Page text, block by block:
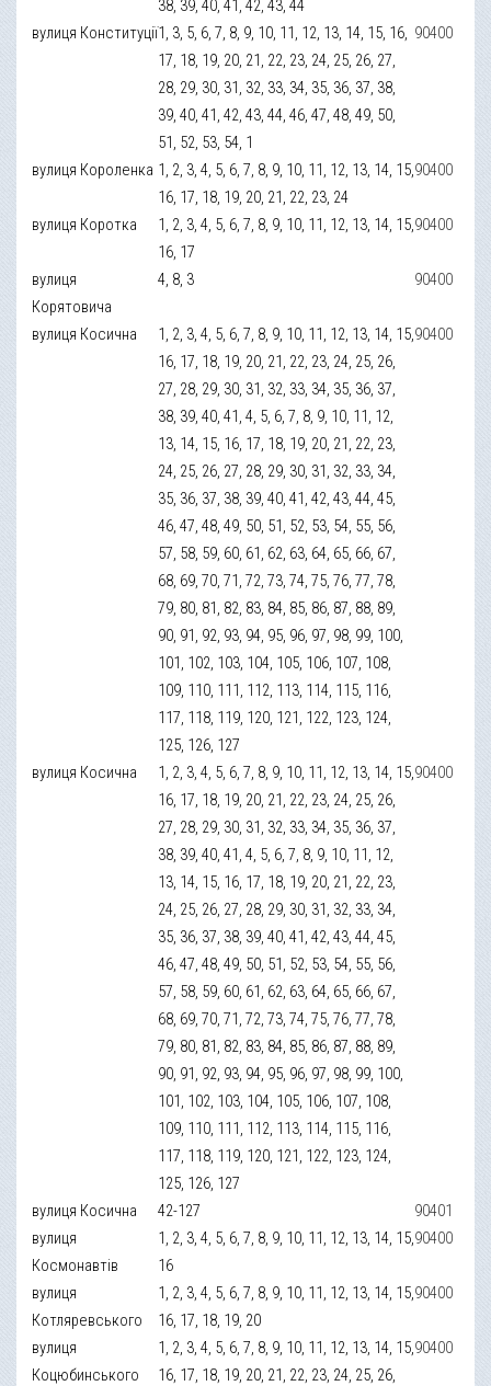
38, 39, 40, 41, 42, 43, 44
вулиця Конституції1, 3, 5, 6, 7, 8, 9, 10, 11, 12, 13, 14, 15, 16,
17, 18, 19, 20, 21, 22, 23, 24, 25, 26, 27,
28, 29, 30, 31, 32, 33, 34, 35, 36, 37, 38,
39, 40, 41, 42, 43, 44, 46, 47, 48, 49, 50,
51, 52, 53, 54, 1
90400
вулиця Короленка 1, 2, 3, 4, 5, 6, 7, 8, 9, 10, 11, 12, 13, 14, 15,
16, 17, 18, 19, 20, 21, 22, 23, 24
90400
вулиця Коротка
1, 2, 3, 4, 5, 6, 7, 8, 9, 10, 11, 12, 13, 14, 15,
16, 17
90400
вулиця
Корятовича
4, 8, 3 90400
вулиця Косична
1, 2, 3, 4, 5, 6, 7, 8, 9, 10, 11, 12, 13, 14, 15,
16, 17, 18, 19, 20, 21, 22, 23, 24, 25, 26,
27, 28, 29, 30, 31, 32, 33, 34, 35, 36, 37,
38, 39, 40, 41, 4, 5, 6, 7, 8, 9, 10, 11, 12,
13, 14, 15, 16, 17, 18, 19, 20, 21, 22, 23,
24, 25, 26, 27, 28, 29, 30, 31, 32, 33, 34,
35, 36, 37, 38, 39, 40, 41, 42, 43, 44, 45,
46, 47, 48, 49, 50, 51, 52, 53, 54, 55, 56,
57, 58, 59, 60, 61, 62, 63, 64, 65, 66, 67,
68, 69, 70, 71, 72, 73, 74, 75, 76, 77, 78,
79, 80, 81, 82, 83, 84, 85, 86, 87, 88, 89,
90, 91, 92, 93, 94, 95, 96, 97, 98, 99, 100,
101, 102, 103, 104, 105, 106, 107, 108,
109, 110, 111, 112, 113, 114, 115, 116,
117, 118, 119, 120, 121, 122, 123, 124,
125, 126, 127
90400
вулиця Косична
1, 2, 3, 4, 5, 6, 7, 8, 9, 10, 11, 12, 13, 14, 15,
16, 17, 18, 19, 20, 21, 22, 23, 24, 25, 26,
27, 28, 29, 30, 31, 32, 33, 34, 35, 36, 37,
38, 39, 40, 41, 4, 5, 6, 7, 8, 9, 10, 11, 12,
13, 14, 15, 16, 17, 18, 19, 20, 21, 22, 23,
24, 25, 26, 27, 28, 29, 30, 31, 32, 33, 34,
35, 36, 37, 38, 39, 40, 41, 42, 43, 44, 45,
46, 47, 48, 49, 50, 51, 52, 53, 54, 55, 56,
57, 58, 59, 60, 61, 62, 63, 64, 65, 66, 67,
68, 69, 70, 71, 72, 73, 74, 75, 76, 77, 78,
79, 80, 81, 82, 83, 84, 85, 86, 87, 88, 89,
90, 91, 92, 93, 94, 95, 96, 97, 98, 99, 100,
101, 102, 103, 104, 105, 106, 107, 108,
109, 110, 111, 112, 113, 114, 115, 116,
117, 118, 119, 120, 121, 122, 123, 124,
125, 126, 127
90400
вулиця Косична 42-127
90401
вулиця
Космонавтів
1, 2, 3, 4, 5, 6, 7, 8, 9, 10, 11, 12, 13, 14, 15,
16
90400
вулиця
Котляревського
1, 2, 3, 4, 5, 6, 7, 8, 9, 10, 11, 12, 13, 14, 15,
16, 17, 18, 19, 20
90400
вулиця
Коцюбинського
1, 2, 3, 4, 5, 6, 7, 8, 9, 10, 11, 12, 13, 14, 15,
16, 17, 18, 19, 20, 21, 22, 23, 24, 25, 26,
90400